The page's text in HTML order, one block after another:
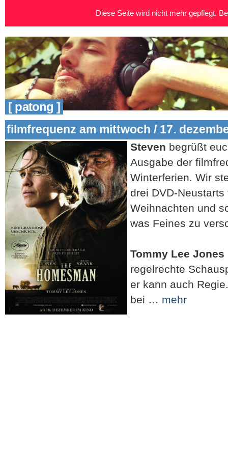
[ patong ]
filmfrequenz am mittwoch / 17.
Steven begrüßt
Ausgabe der
Winterferien. Wir
drei DVD-
Weihnachten und
was Feines zu
Tommy Lee Jones
regelrechte
er kann auch
bei … mehr
Diese Seite wird nicht mehr gepflegt.